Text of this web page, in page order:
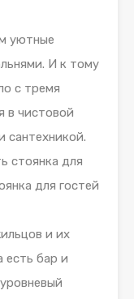
уютные
И к тому
с тремя
в чистовой
сантехникой.
стоянка для
для гостей
и их
есть бар и